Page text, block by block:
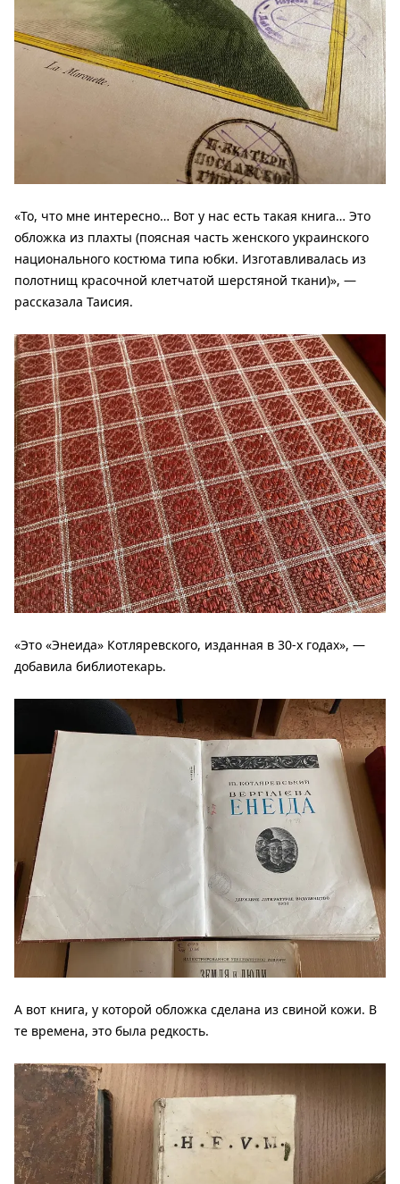
«То, что мне интересно… Вот у нас есть такая книга… Это
обложка из плахты (поясная часть женского украинского
национального костюма типа юбки. Изготавливалась из
полотнищ красочной клетчатой шерстяной ткани)», —
рассказала Таисия.
«Это «Энеида» Котляревского, изданная в 30-х годах», —
добавила библиотекарь.
А вот книга, у которой обложка сделана из свиной кожи. В
те времена, это была редкость.